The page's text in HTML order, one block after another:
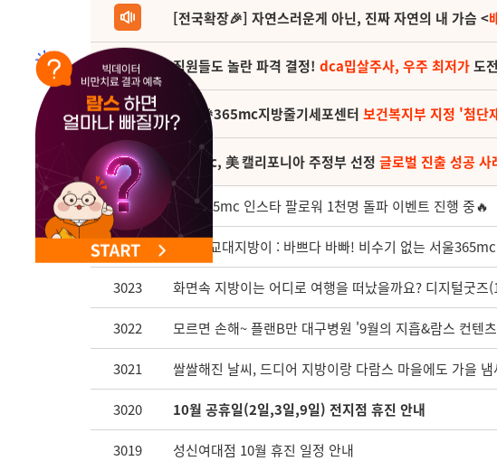
[전국확장🎉] 자연스러운게 아닌, 진짜 자연의 내 가슴 <
직원들도 놀란 파격 결정! dca밉살주사, 우주 최저가도
(축) 🎉365mc지방줄기세포센터 보건복지부 지정 '첨단
365mc, 美 캘리포니아 주정부 선정 글로벌 진출 성공 사
3025 부산365mc 인스타 팔로워 1천명 돌파 이벤트 진행 중🔥
3024 9월의 교대지방이 : 바쁘다 바빠! 비수기 없는 서울
3023 화면속 지방이는 어디로 여행을 떠났을까요? 디지털굿
3022 모르면 손해~ 플랜B만 대구병원 '9월의 지흡&람스 컨텐
3021 쌀쌀해진 날씨, 드디어 지방이랑 다람스 마을에도 가을
3020 10월 공휴일(2일,3일,9일) 전지점 휴진 안내
3019 성신여대점 10월 휴진 일정 안내